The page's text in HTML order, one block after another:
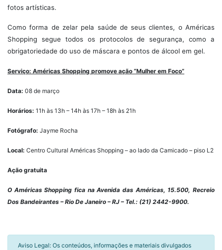
fotos artísticas.
Como forma de zelar pela saúde de seus clientes, o Américas
Shopping segue todos os protocolos de segurança, como a
obrigatoriedade do uso de máscara e pontos de álcool em gel.
Serviço: Américas Shopping promove ação “Mulher em Foco”
Data: 08 de março
Horários: 11h às 13h – 14h às 17h – 18h às 21h
Fotógrafo: Jayme Rocha
Local: Centro Cultural Américas Shopping – ao lado da Camicado – piso L2
Ação gratuita
O Américas Shopping fica na Avenida das Américas, 15.500, Recreio
Dos Bandeirantes – Rio De Janeiro – RJ – Tel.: (21) 2442-9900.
Aviso Legal: Os conteúdos, informações e materiais divulgados